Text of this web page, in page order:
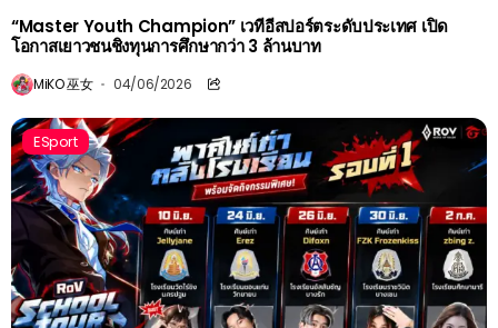
“Master Youth Champion” เวทีอีสปอร์ตระดับประเทศ เปิด
โอกาสเยาวชนชิงทุนการศึกษากว่า 3 ล้านบาท
MiKO 巫女 04/06/2026
ESport